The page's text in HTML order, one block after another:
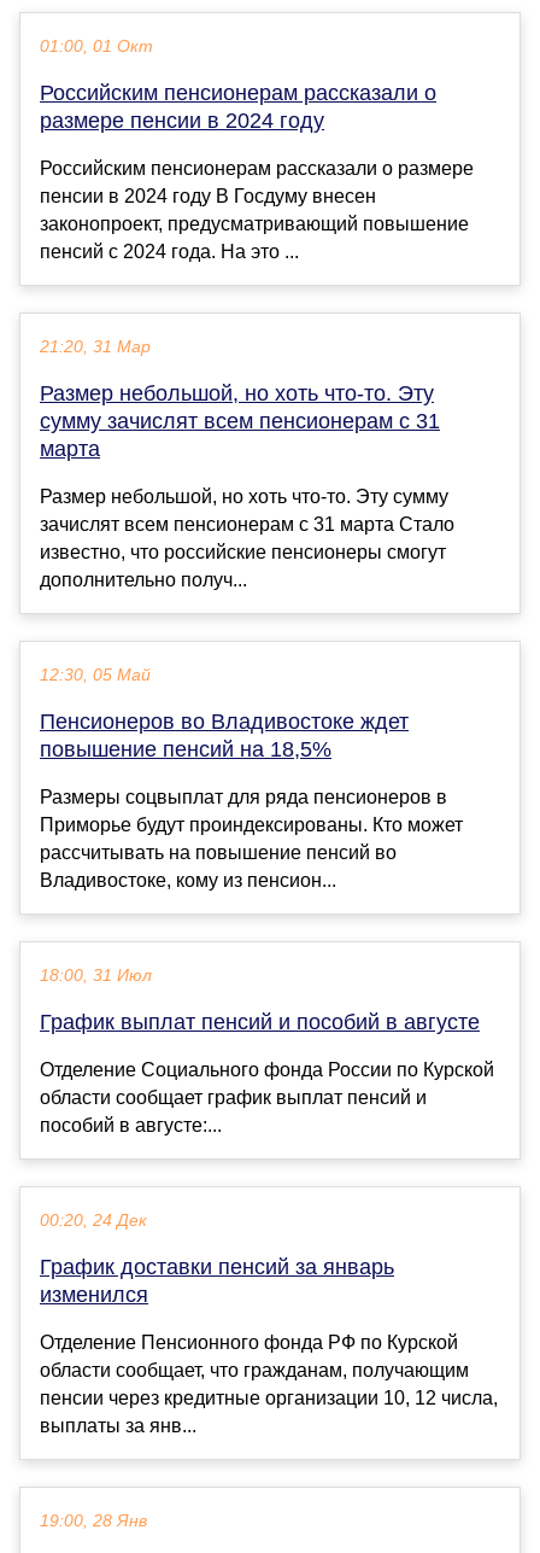
01:00, 01 Окт
Российским пенсионерам рассказали о
размере пенсии в 2024 году
Российским пенсионерам рассказали о размере
пенсии в 2024 году В Госдуму внесен
законопроект, предусматривающий повышение
пенсий с 2024 года. На это ...
21:20, 31 Мар
Размер небольшой, но хоть что-то. Эту
сумму зачислят всем пенсионерам с 31
марта
Размер небольшой, но хоть что-то. Эту сумму
зачислят всем пенсионерам с 31 марта Стало
известно, что российские пенсионеры смогут
дополнительно получ...
12:30, 05 Май
Пенсионеров во Владивостоке ждет
повышение пенсий на 18,5%
Размеры соцвыплат для ряда пенсионеров в
Приморье будут проиндексированы. Кто может
рассчитывать на повышение пенсий во
Владивостоке, кому из пенсион...
18:00, 31 Июл
График выплат пенсий и пособий в августе
Отделение Социального фонда России по Курской
области сообщает график выплат пенсий и
пособий в августе:...
00:20, 24 Дек
График доставки пенсий за январь
изменился
Отделение Пенсионного фонда РФ по Курской
области сообщает, что гражданам, получающим
пенсии через кредитные организации 10, 12 числа,
выплаты за янв...
19:00, 28 Янв